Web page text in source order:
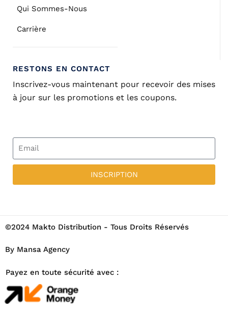
Qui Sommes-Nous
Carrière
RESTONS EN CONTACT
Inscrivez-vous maintenant pour recevoir des mises
à jour sur les promotions et les coupons.
INSCRIPTION
©2024 Makto Distribution - Tous Droits Réservés
By Mansa Agency
Payez en toute sécurité avec :